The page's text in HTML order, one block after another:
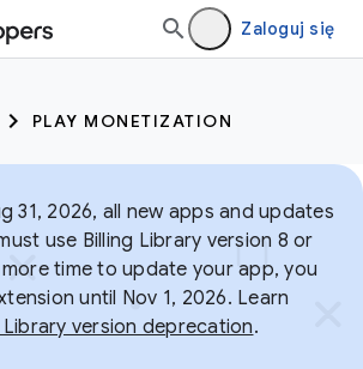
Zaloguj się
PLAY MONETIZATION
31, 2026, all new apps and updates
use Billing Library version 8 or
time to update your app, you
until Nov 1, 2026. Learn
Library version deprecation.